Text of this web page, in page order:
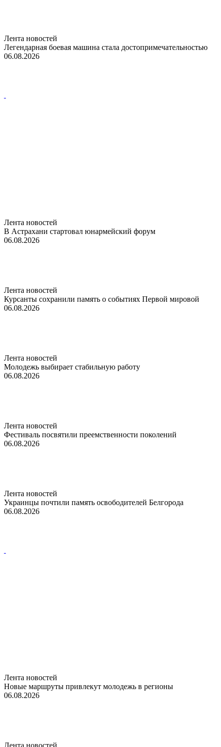
Лента новостей
Легендарная боевая машина стала достопримечательностью
06.08.2026
Лента новостей
В Астрахани стартовал юнармейский форум
06.08.2026
Лента новостей
Курсанты сохранили память о событиях Первой мировой
06.08.2026
Лента новостей
Молодежь выбирает стабильную работу
06.08.2026
Лента новостей
Фестиваль посвятили преемственности поколений
06.08.2026
Лента новостей
Украинцы почтили память освободителей Белгорода
06.08.2026
Лента новостей
Новые маршруты привлекут молодежь в регионы
06.08.2026
Лента новостей